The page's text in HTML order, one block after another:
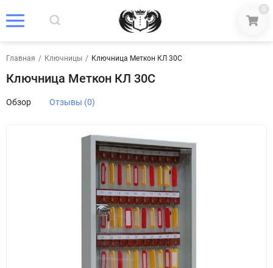
0
Главная / Ключницы / Ключница Меткон КЛ 30С
Ключница Меткон КЛ 30С
Обзор Отзывы (0)